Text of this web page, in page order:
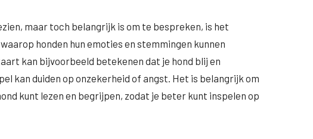
maar toch belangrijk is om te bespreken, is het
honden hun emoties en stemmingen kunnen
kan bijvoorbeeld betekenen dat je hond blij en
kan duiden op onzekerheid of angst. Het is belangrijk om
kunt lezen en begrijpen, zodat je beter kunt inspelen op